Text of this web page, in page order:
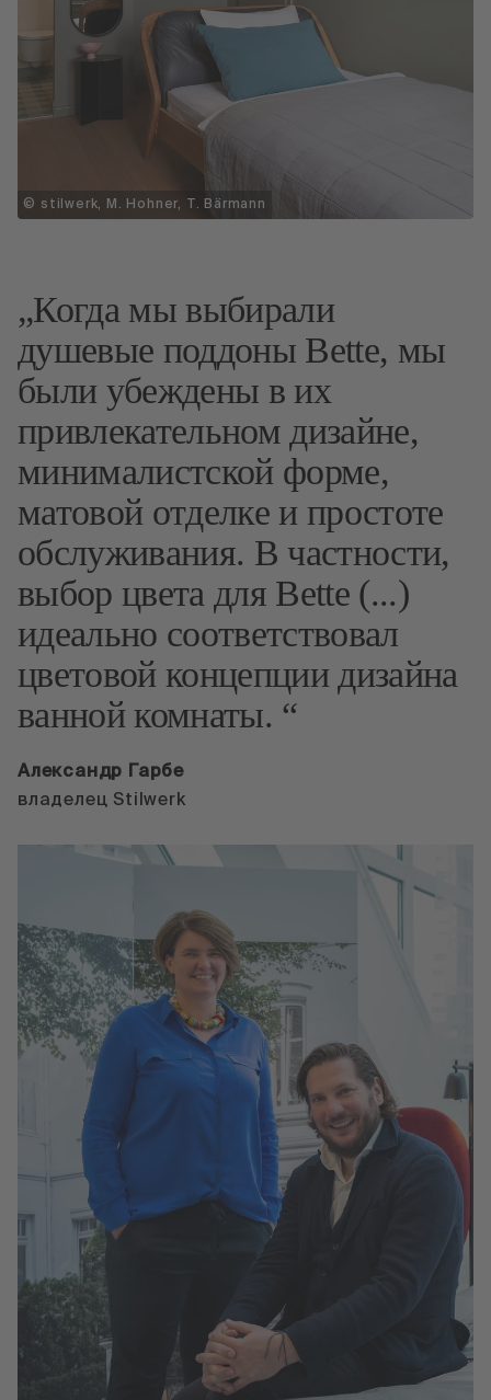
© stilwerk, M. Hohner, T. Bärmann
Когда мы выбирали
душевые поддоны Bette, мы
были убеждены в их
привлекательном дизайне,
минималистской форме,
матовой отделке и простоте
обслуживания. В частности,
выбор цвета для Bette (...)
идеально соответствовал
цветовой концепции дизайна
ванной комнаты.
Александр Гарбе
владелец Stilwerk